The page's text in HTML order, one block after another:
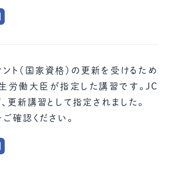
ト（国家資格）の更新を受けるため
労働大臣が指定した講習です。JC
更新講習として指定されました。
確認ください。